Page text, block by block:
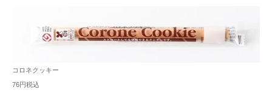
コロネクッキー
76円税込